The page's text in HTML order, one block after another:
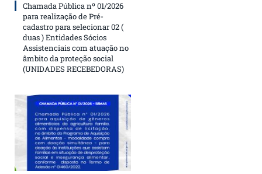
Chamada Pública nº 01/2026
para realização de Pré-
cadastro para selecionar 02 (
duas ) Entidades Sócios
Assistenciais com atuação no
âmbito da proteção social
(UNIDADES RECEBEDORAS)